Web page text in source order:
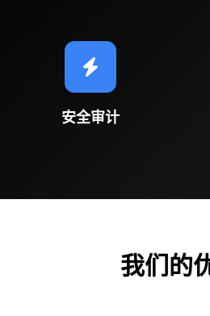
安全审计
我们的